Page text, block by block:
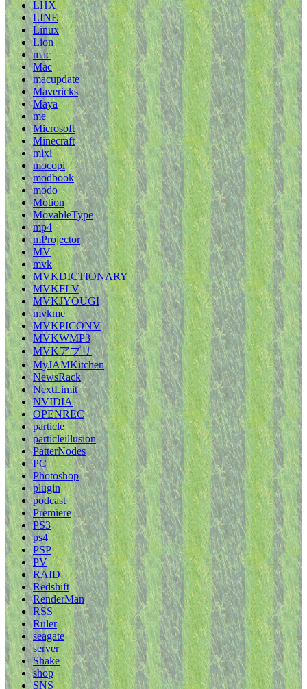
LHX
LINE
Linux
Lion
mac
Mac
macupdate
Mavericks
Maya
me
Microsoft
Minecraft
mixi
mocopi
modbook
modo
Motion
MovableType
mp4
mProjector
MV
mvk
MVKDICTIONARY
MVKFLV
MVKJYOUGI
mvkme
MVKPICONV
MVKWMP3
MVKアプリ
MyJAMKitchen
NewsRack
NextLimit
NVIDIA
OPENREC
particle
particleillusion
PatterNodes
PC
Photoshop
plugin
podcast
Premiere
PS3
ps4
PSP
PV
RAID
Redshift
RenderMan
RSS
Ruler
seagate
server
Shake
shop
SNS